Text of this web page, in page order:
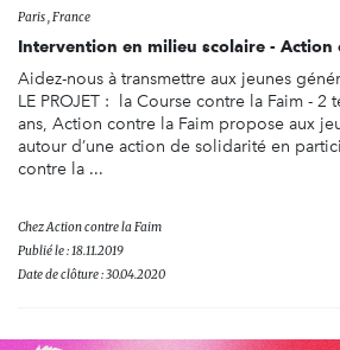
Paris , France
Intervention en milieu scolaire - Action
Aidez-nous à transmettre aux jeunes
LE PROJET : la Course contre la Faim - 2
ans, Action contre la Faim propose aux
autour d’une action de solidarité en
contre la ...
ChezAction contre la Faim
Publié le : 18.11.2019
Date de clôture : 30.04.2020